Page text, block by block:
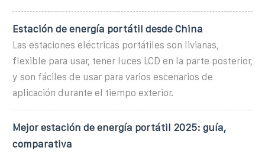
Estación de energía portátil desde China
Las estaciones eléctricas portátiles son livianas,
flexible para usar, tener luces LCD en la parte posterior,
y son fáciles de usar para varios escenarios de
aplicación durante el tiempo exterior.
Mejor estación de energía portátil 2025: guía,
comparativa